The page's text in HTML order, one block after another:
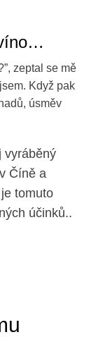
zeptal se mě
Když pak
úsměv
vyráběný
Číně a
tomuto
účinků..